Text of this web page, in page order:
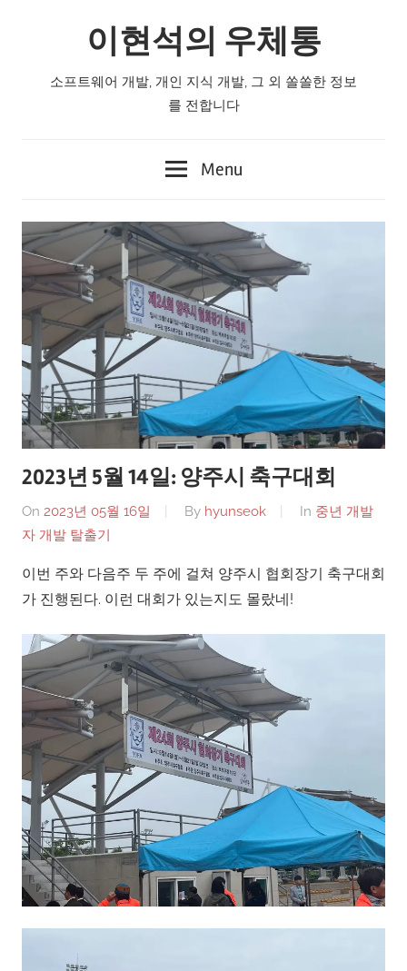
이현석의 우체통
소프트웨어 개발, 개인 지식 개발, 그 외 쏠쏠한 정보
를 전합니다
Menu
2023년 5월 14일: 양주시 축구대회
On 2023년 05월 16일 By hyunseok In 중년 개발
자 개발 탈출기
이번 주와 다음주 두 주에 걸쳐 양주시 협회장기 축구대회
가 진행된다. 이런 대회가 있는지도 몰랐네!